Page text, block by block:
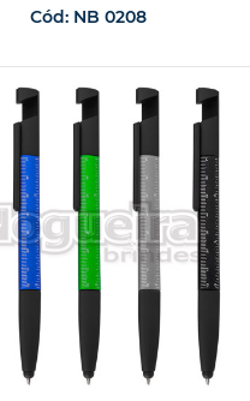
Cód: NB 0208
SOLICITAR ORÇAMENTO